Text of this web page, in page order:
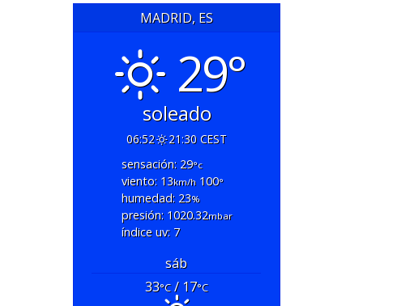
MADRID, ES
29°
soleado
06:52
21:30 CEST
sensación: 29°c
viento: 13km/h100°
humedad: 23%
presión: 1020.32mbar
índice uv: 7
sáb
33°C/ 17°C